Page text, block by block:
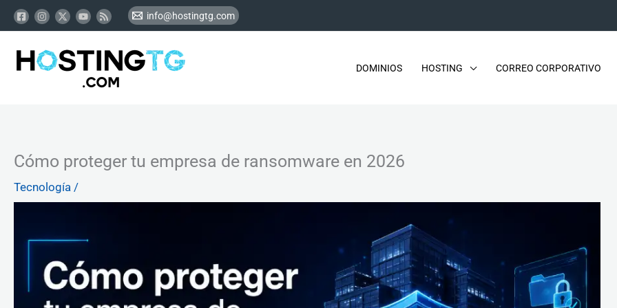
al
contenido
info@hostingtg.com
DOMINIOS HOSTING CORREO CORPORATIVO
Cómo proteger tu empresa de ransomware en 2026
Tecnología /